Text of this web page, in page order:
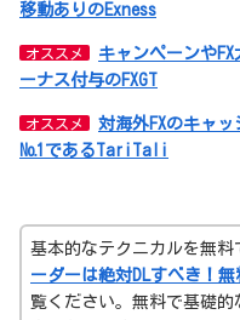
移動ありのExness
オススメ
キャンペーンや
ーナス付与のFXGT
オススメ
対海外FXのキャ
№1であるTariTali
基本的なテクニカルを無料
ーダーは絶対DLすべき！無
覧ください。無料で基礎